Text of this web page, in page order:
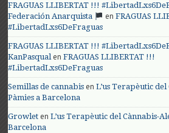
FRAGUAS LLIBERTAT !!!
Federación Anarquista
enFRAGUAS
#LibertadLxs6DeFraguas
FRAGUAS LLIBERTAT !!!
KanPasqualenFRAGUAS LLIBERTAT !!!
#LibertadLxs6DeFraguas
Semillas de cannabis enL’us Terapèutic
Pàmies a Barcelona
Growlet enL’us Terapèutic del Cànnabis-
Barcelona